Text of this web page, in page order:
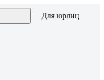
Для юрлиц